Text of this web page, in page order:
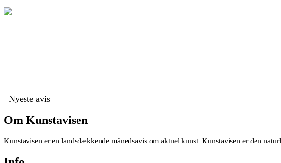
Nyeste avis
Om Kunstavisen
Kunstavisen er en landsdækkende månedsavis om aktuel kunst. Kunstavisen er den